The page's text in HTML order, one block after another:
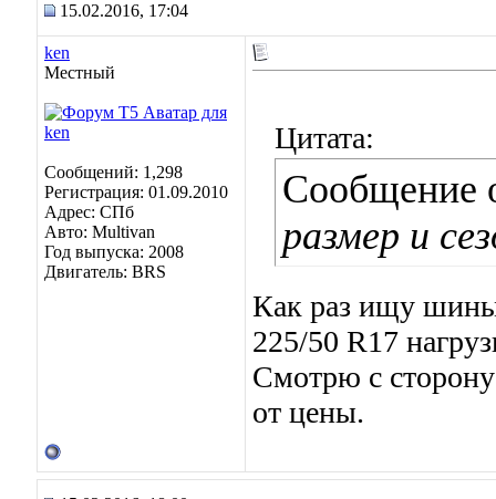
15.02.2016, 17:04
ken
Местный
Сообщений: 1,298
Регистрация: 01.09.2010
Адрес: СПб
Авто: Multivan
Год выпуска: 2008
Двигатель: BRS
Цитата:
Сообщение
размер и
Как раз ищу
225/50 R17
Смотрю с сторону
от цены.